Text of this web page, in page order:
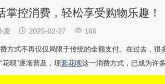
掌控消费，轻松享受购物乐趣！
麦  2025-02-27  166
方式不再仅仅局限于传统的全额支付。在过去，很
呗”逐渐普及，现套花呗这一消费方式，已成为许